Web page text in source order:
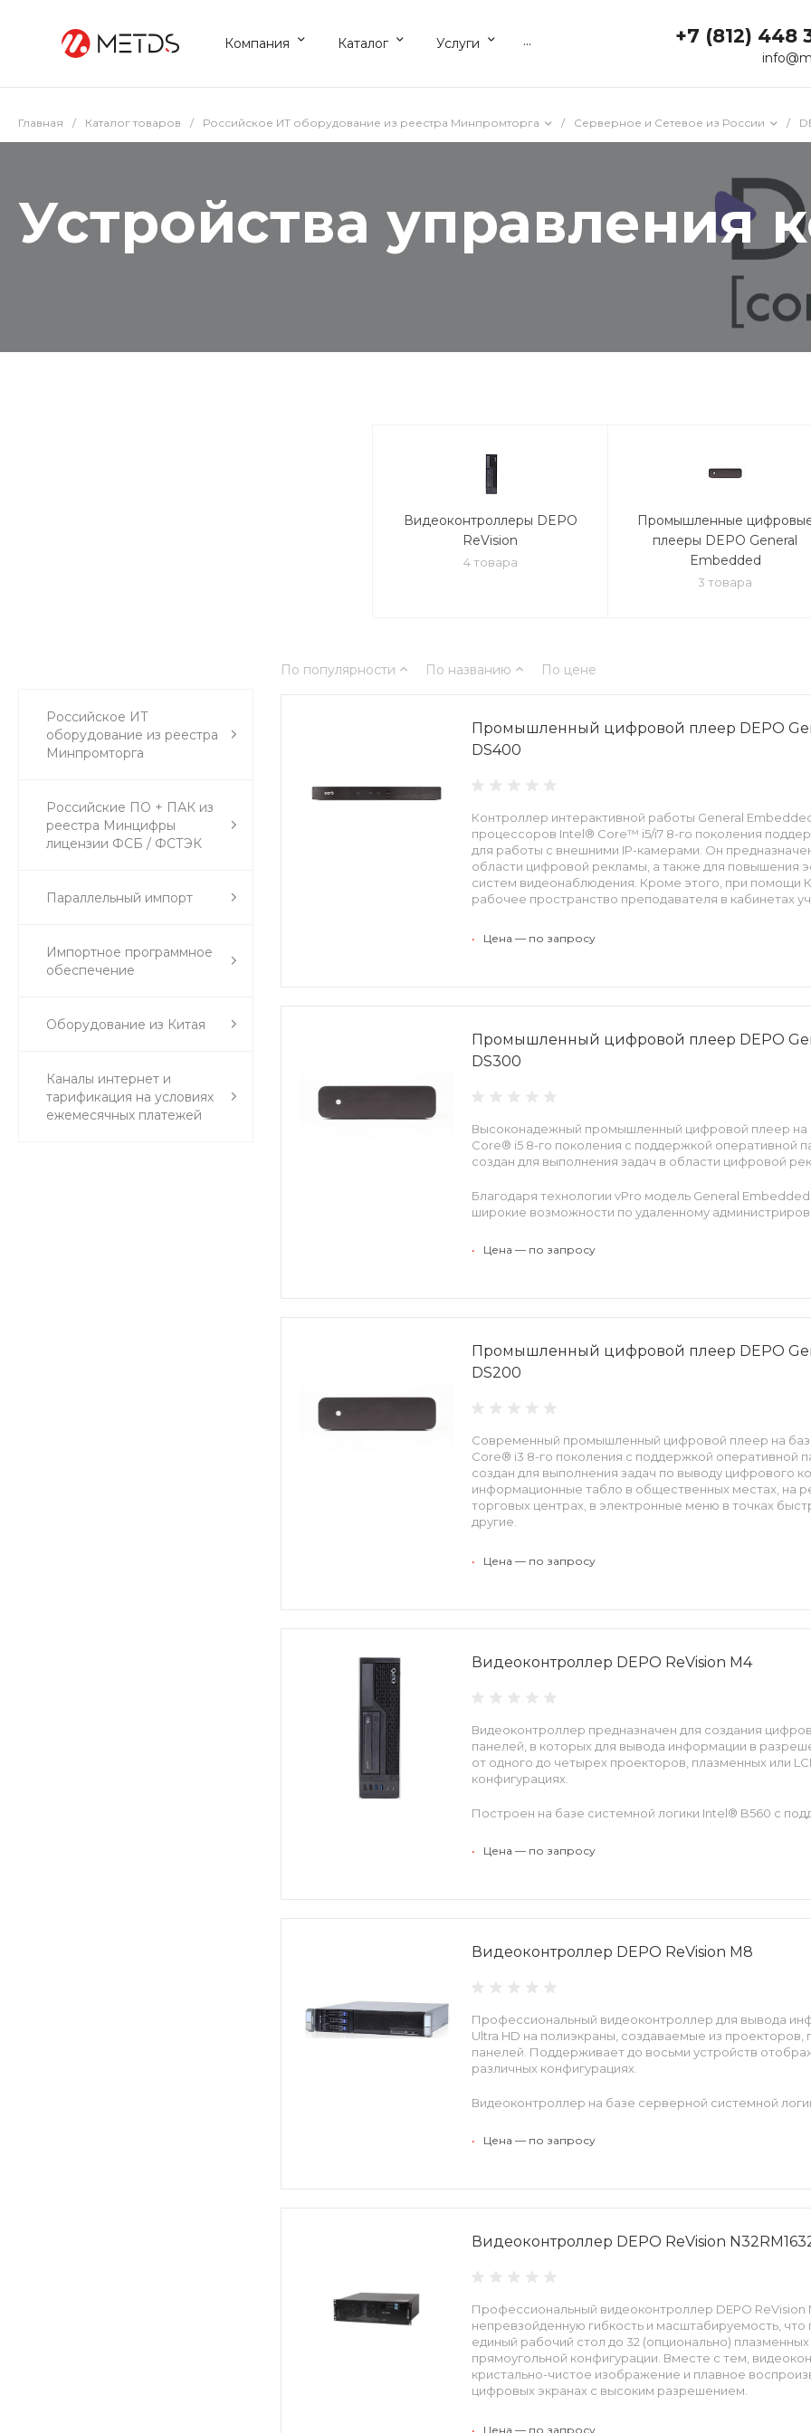
Компания Каталог Услуги ... +7 (812) 448
Главная / Каталог товаров / Российское ИТ оборудование из реестра Минпромторга / Серверное и Сетевое из России /
Устройства управления
Видеоконтроллеры DEPO
ReVision
4 товара
Промышленные
плееры DEPO General
Embedded
3 товара
Российское ИТ
оборудование из реестра
Минпромторга
Российские ПО + ПАК из
реестра Минцифры
лицензии ФСБ / ФСТЭК
Параллельный импорт
Импортное программное
обеспечение
Оборудование из Китая
Каналы интернет и
тарификация на условиях
ежемесячных платежей
По популярности По названию По цене
Промышленный цифровой плеер DEPO
DS400
Контроллер интерактивной работы General
процессоров Intel® Core™ i5/i7 8-го поколения
для работы с внешними IP-камерами. Он
области цифровой рекламы, а также для повышения
систем видеонаблюдения. Кроме этого, при помощи
рабочее пространство преподавателя в кабинетах
Благодаря технологии vPro модель КИР
контроллера.
Алюминиевый корпус и полностью пассивная
• Цена — по запросу
Промышленный цифровой плеер DEPO
DS300
Высоконадежный промышленный цифровой плеер на
Core® i5 8-го поколения с поддержкой оперативной
создан для выполнения задач в области цифровой
Благодаря технологии vPro модель General
широкие возможности по удаленному
Поддержка трех независимых видеовыходов высокой
охлаждения, а также компоненты индустриального
высокую надежность и бесперебойную
• Цена — по запросу
Промышленный цифровой плеер DEPO
DS200
Современный промышленный цифровой плеер на
Core® i3 8-го поколения с поддержкой оперативной
создан для выполнения задач по выводу цифрового
информационные табло в общественных местах, на
торговых центрах, в электронные меню в точках
другие.
Модель General Embedded DS200 поддерживает два
охлаждение устройства и гарантирует его
работу.
• Цена — по запросу
Видеоконтроллер DEPO ReVision M4
Видеоконтроллер предназначен для создания
панелей, в которых для вывода информации в
от одного до четырех проекторов, плазменных или
конфигурациях.
Построен на базе системной логики Intel® B560 с
видеоадаптеров NVIDIA® Quadro™. Дисковая
Для подбора оптимальной конфигурации
• Цена — по запросу
Видеоконтроллер DEPO ReVision M8
Профессиональный видеоконтроллер для вывода
Ultra HD на полиэкраны, создаваемые из проекторов,
панелей. Поддерживает до восьми устройств
различных конфигурациях.
Видеоконтроллер на базе серверной системной
функцией коррекции ошибок и видеоадаптеры
службы видеоконтроллера.
• Цена — по запросу
Видеоконтроллер DEPO ReVision
Профессиональный видеоконтроллер DEPO ReVision
непревзойденную гибкость и масштабируемость, что
единый рабочий стол до 32 (опционально)
прямоугольной конфигурации. Вместе с тем,
кристально-чистое изображение и плавное
цифровых экранах с высоким разрешением.
Исключительная производительность и надежность
• Цена — по запросу